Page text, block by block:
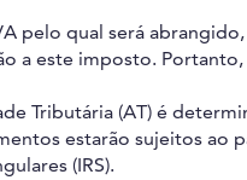
pelo qual será
a este imposto.
Tributária (AT) é
estarão sujeitos
(IRS).